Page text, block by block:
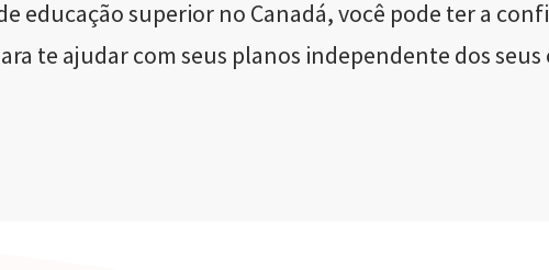
educação superior no Canadá, você pode ter a
te ajudar com seus planos independente dos